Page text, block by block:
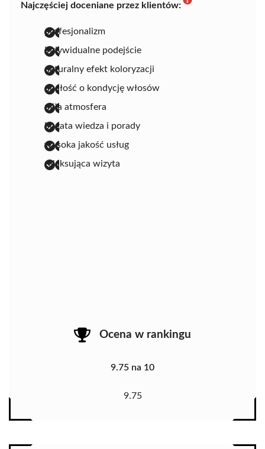
Najczęściej doceniane przez klientów:
profesjonalizm
indywidualne podejście
naturalny efekt koloryzacji
dbałość o kondycję włosów
miła atmosfera
bogata wiedza i porady
wysoka jakość usług
relaksująca wizyta
Ocena w rankingu
9.75 na 10
9.75